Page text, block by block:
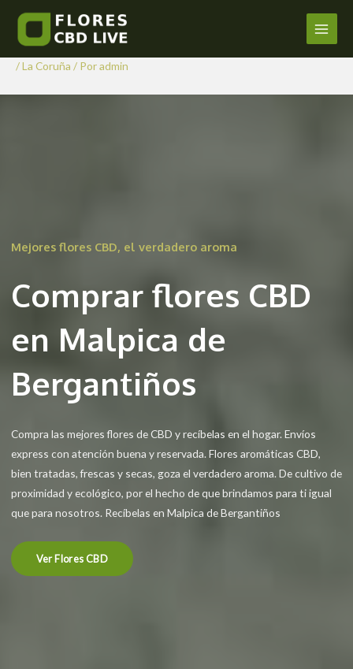
contenido
Main
Comprar Flores CBD en
Malpica de Bergantiños
/La Coruña / Poradmin
Mejores flores CBD, el verdadero aroma
Comprar flores CBD
en Malpica de
Bergantiños
Compra las mejores flores de CBD y recíbelas en el hogar. Envíos
express con atención buena y reservada. Flores aromáticas CBD,
bien tratadas, frescas y secas, goza el verdadero aroma. De cultivo de
proximidad y ecológico, por el hecho de que brindamos para ti igual
que para nosotros. Recíbelas en Malpica de Bergantiños
Ver Flores CBD